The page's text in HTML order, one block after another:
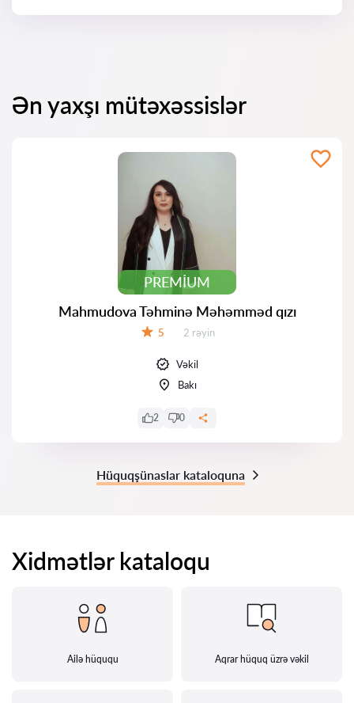
Ən yaxşı mütəxəssislər
PREMIUM
Mahmudova Təhminə Məhəmməd qızı
5 Rəylər:
2 rəyin
Vəkil
Bakı
2 0
Hüquqşünaslar kataloquna
Xidmətlər kataloqu
Ailə hüququ Aqrar hüquq üzrə vəkil